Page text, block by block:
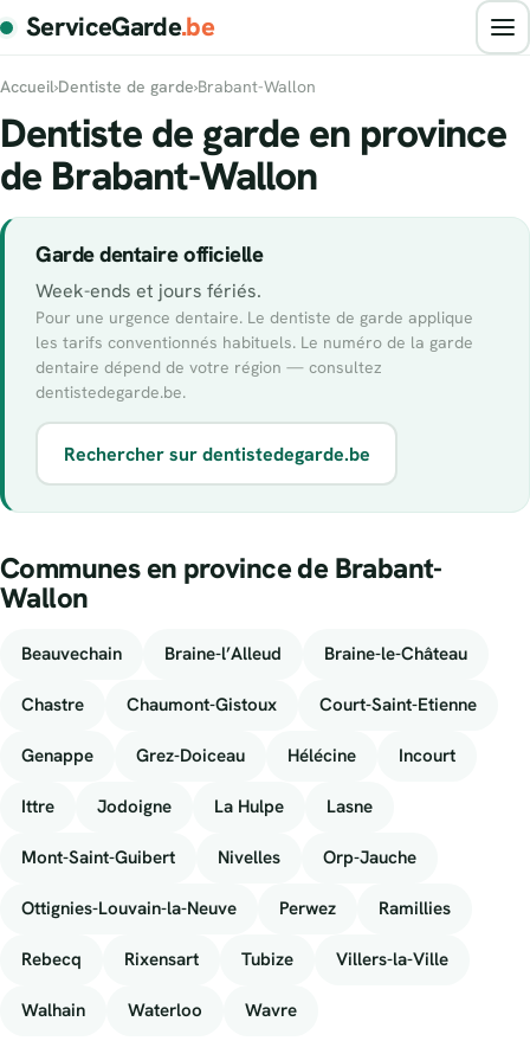
ServiceGarde.be
Accueil›Dentiste de garde›Brabant-Wallon
Dentiste de garde en province
de Brabant-Wallon
Garde dentaire officielle
Week-ends et jours fériés.
Pour une urgence dentaire. Le dentiste de garde applique
les tarifs conventionnés habituels. Le numéro de la garde
dentaire dépend de votre région — consultez
dentistedegarde.be.
Rechercher sur dentistedegarde.be
Communes en province de Brabant-
Wallon
Beauvechain Braine-l’Alleud Braine-le-Château
Chastre Chaumont-Gistoux Court-Saint-Etienne
Genappe Grez-Doiceau Hélécine Incourt
Ittre Jodoigne La Hulpe Lasne
Mont-Saint-Guibert Nivelles Orp-Jauche
Ottignies-Louvain-la-Neuve Perwez Ramillies
Rebecq Rixensart Tubize Villers-la-Ville
Walhain Waterloo Wavre